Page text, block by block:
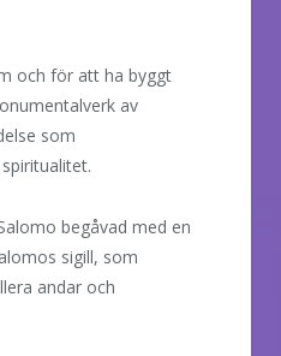
och för att ha byggt
av
som
begåvad med en
sigill, som
andar och